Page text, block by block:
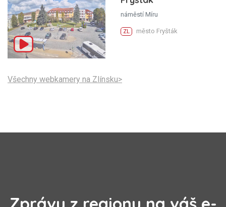
náměstí Míru
ZL město Fryšták
Všechny webkamery na Zlínsku>